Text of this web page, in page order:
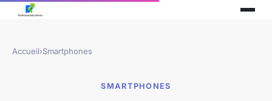
Accueil›Smartphones
SMARTPHONES